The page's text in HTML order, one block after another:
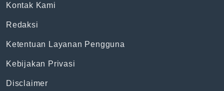
Kontak Kami
Redaksi
Ketentuan Layanan Pengguna
Kebijakan Privasi
Disclaimer